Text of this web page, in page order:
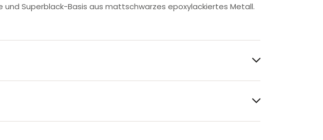
Superblack-Basis aus mattschwarzes epoxylackiertes Metall.